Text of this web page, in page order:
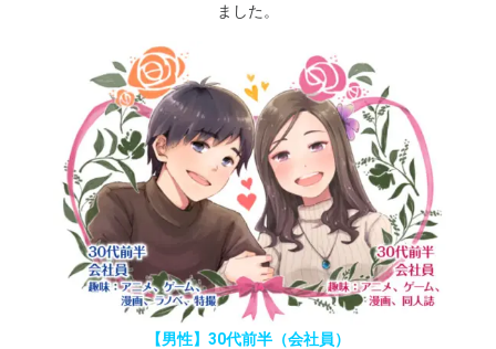
ました。
【男性】30代前半（会社員）